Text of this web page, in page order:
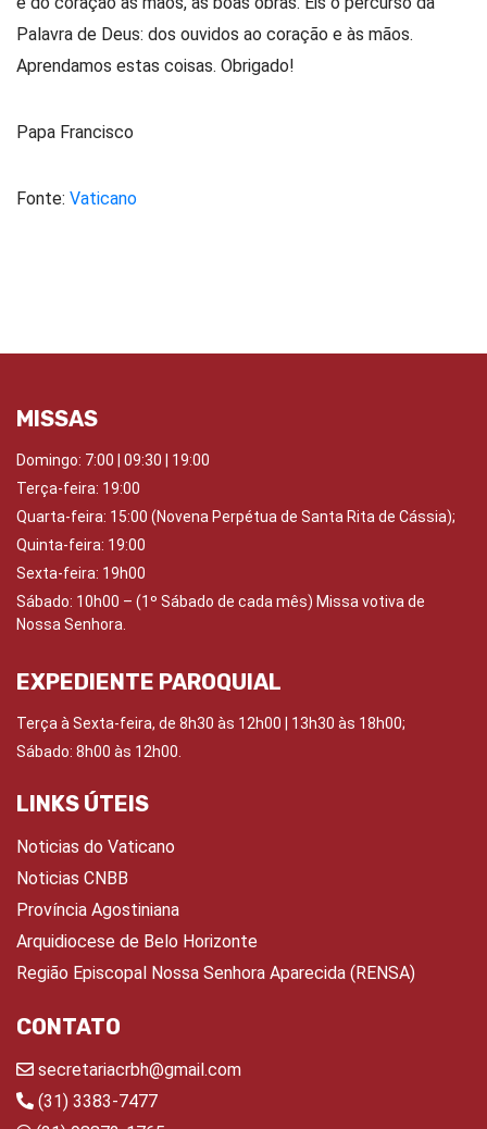
Palavra de Deus: dos ouvidos ao coração e às mãos.
Aprendamos estas coisas. Obrigado!
Papa Francisco
Fonte: Vaticano
MISSAS
Domingo: 7:00 | 09:30 | 19:00
Terça-feira: 19:00
Quarta-feira: 15:00 (Novena Perpétua de Santa Rita de Cássia);
Quinta-feira: 19:00
Sexta-feira: 19h00
Sábado: 10h00 – (1º Sábado de cada mês) Missa votiva de
Nossa Senhora.
EXPEDIENTE PAROQUIAL
Terça à Sexta-feira, de 8h30 às 12h00 | 13h30 às 18h00;
Sábado: 8h00 às 12h00.
LINKS ÚTEIS
Noticias do Vaticano
Noticias CNBB
Província Agostiniana
Arquidiocese de Belo Horizonte
Região Episcopal Nossa Senhora Aparecida (RENSA)
CONTATO
secretariacrbh@gmail.com
(31) 3383-7477